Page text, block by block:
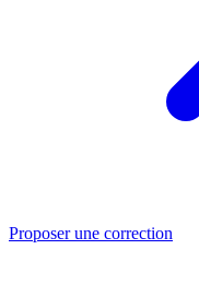
Proposer une correction